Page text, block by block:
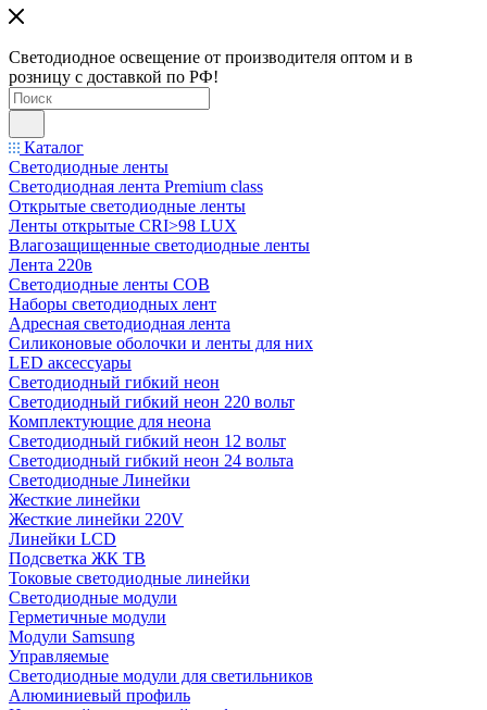
Светодиодное освещение от производителя оптом и в
розницу с доставкой по РФ!
Каталог
Светодиодные ленты
Светодиодная лента Premium class
Открытые светодиодные ленты
Ленты открытые CRI>98 LUX
Влагозащищенные светодиодные ленты
Лента 220в
Светодиодные ленты COB
Наборы светодиодных лент
Адресная светодиодная лента
Силиконовые оболочки и ленты для них
LED аксессуары
Светодиодный гибкий неон
Светодиодный гибкий неон 220 вольт
Комплектующие для неона
Светодиодный гибкий неон 12 вольт
Светодиодный гибкий неон 24 вольта
Светодиодные Линейки
Жесткие линейки
Жесткие линейки 220V
Линейки LCD
Подсветка ЖК ТВ
Токовые светодиодные линейки
Светодиодные модули
Герметичные модули
Модули Samsung
Управляемые
Светодиодные модули для светильников
Алюминиевый профиль